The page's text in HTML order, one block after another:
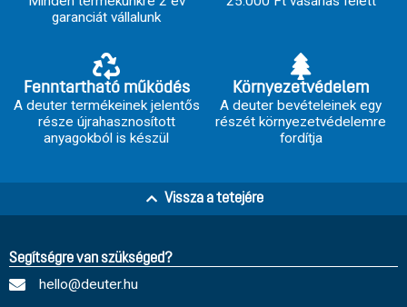
garanciát vállalunk
Fenntartható működés
A deuter termékeinek jelentős
része újrahasznosított
anyagokból is készül
Környezetvédelem
A deuter bevételeinek egy
részét környezetvédelemre
fordítja
Vissza a tetejére
Segítségre van szükséged?
hello@deuter.hu